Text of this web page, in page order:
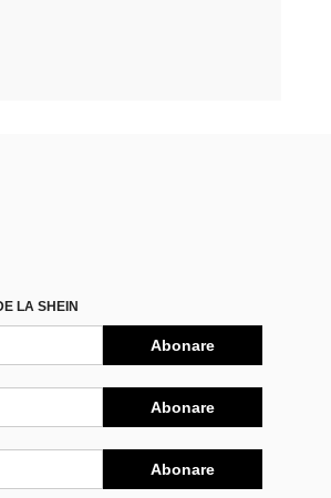
LA SHEIN
Abonare
Abonare
Abonare